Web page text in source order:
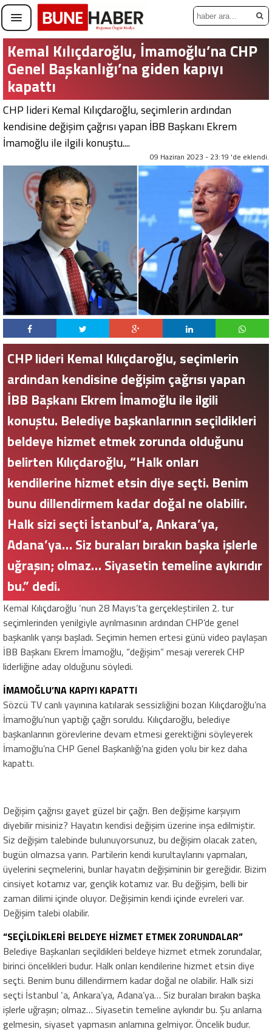
Kemal Kılıçdaroğlu, İmamoğlu’na CHP
Genel Başkanlığı’na giden kapıyı
kapattı
CHP lideri Kemal Kılıçdaroğlu, seçimlerin ardından
kendisine değişim çağrısı yapan İBB Başkanı Ekrem
İmamoğlu ile ilgili konuştu....
09 Haziran 2023 - 23:19 'de eklendi.
CHP lideri Kemal Kılıçdaroğlu, seçimlerin
ardından kendisine değişim çağrısı yapan
İBB Başkanı Ekrem İmamoğlu ile ilgili
konuştu. Belediye başkanlarının seçildikleri
beldeye hizmet etmek zorunda olduğunu
belirten Kılıçdaroğlu, “Halk onları
kendilerine hizmet etsin diye seçti. Benim
bunu dillendirmem kadar doğal ne olabilir.
Halk sizi seçti İstanbul’a, Ankara’ya,
Adana’ya… Siz buraları bırakın başka işlerle
uğraşın; olmaz… Siyasetin temeline aykırıdır
bu.” dedi.
Kemal Kılıçdaroğlu ‘nun 28 Mayıs’ta gerçekleştirilen 2. tur
seçimlerinden yenilgiyle ayrılmasının ardından CHP’de genel
başkanlık yarışı başladı. Seçimin hemen ertesi günü video paylaşan
İBB Başkanı Ekrem İmamoğlu, “değişim” mesajı vererek CHP
liderliğine aday olduğunu söyledi.
İMAMOĞLU’NA KAPIYI KAPATTI
Sözcü TV canlı yayınına katılarak sessizliğini bozan Kılıçdaroğlu’na
İmamoğlu’nun yaptığı çağrı soruldu. Kılıçdaroğlu, belediye
başkanlarının görevlerine devam etmesi gerektiğini söyleyerek
İmamoğlu’na CHP Genel Başkanlığı’na giden yolu bir kez daha
kapattı.
Değişim çağrısı gayet güzel bir çağrı. Ben değişime karşıyım
diyebilir misiniz? Hayatın kendisi değişim üzerine inşa edilmiştir.
Siz değişim talebinde bulunuyorsunuz, bu değişim olacak zaten,
bugün olmazsa yarın. Partilerin kendi kurultaylarını yapmaları,
üyelerini seçmelerini, bunlar hayatın değişiminin bir gereğidir. Bizim
cinsiyet kotamız var, gençlik kotamız var. Bu değişim, belli bir
zaman dilimi içinde oluyor. Değişimin kendi içinde evreleri var.
Değişim talebi olabilir.
“SEÇİLDİKLERİ BELDEYE HİZMET ETMEK ZORUNDALAR”
Belediye Başkanları seçildikleri beldeye hizmet etmek zorundalar,
birinci öncelikleri budur. Halk onları kendilerine hizmet etsin diye
seçti. Benim bunu dillendirmem kadar doğal ne olabilir. Halk sizi
seçti İstanbul ‘a, Ankara’ya, Adana’ya… Siz buraları bırakın başka
işlerle uğraşın; olmaz… Siyasetin temeline aykırıdır bu. Şu anlama
gelmesin, siyaset yapmasın anlamına gelmiyor. Öncelik budur.